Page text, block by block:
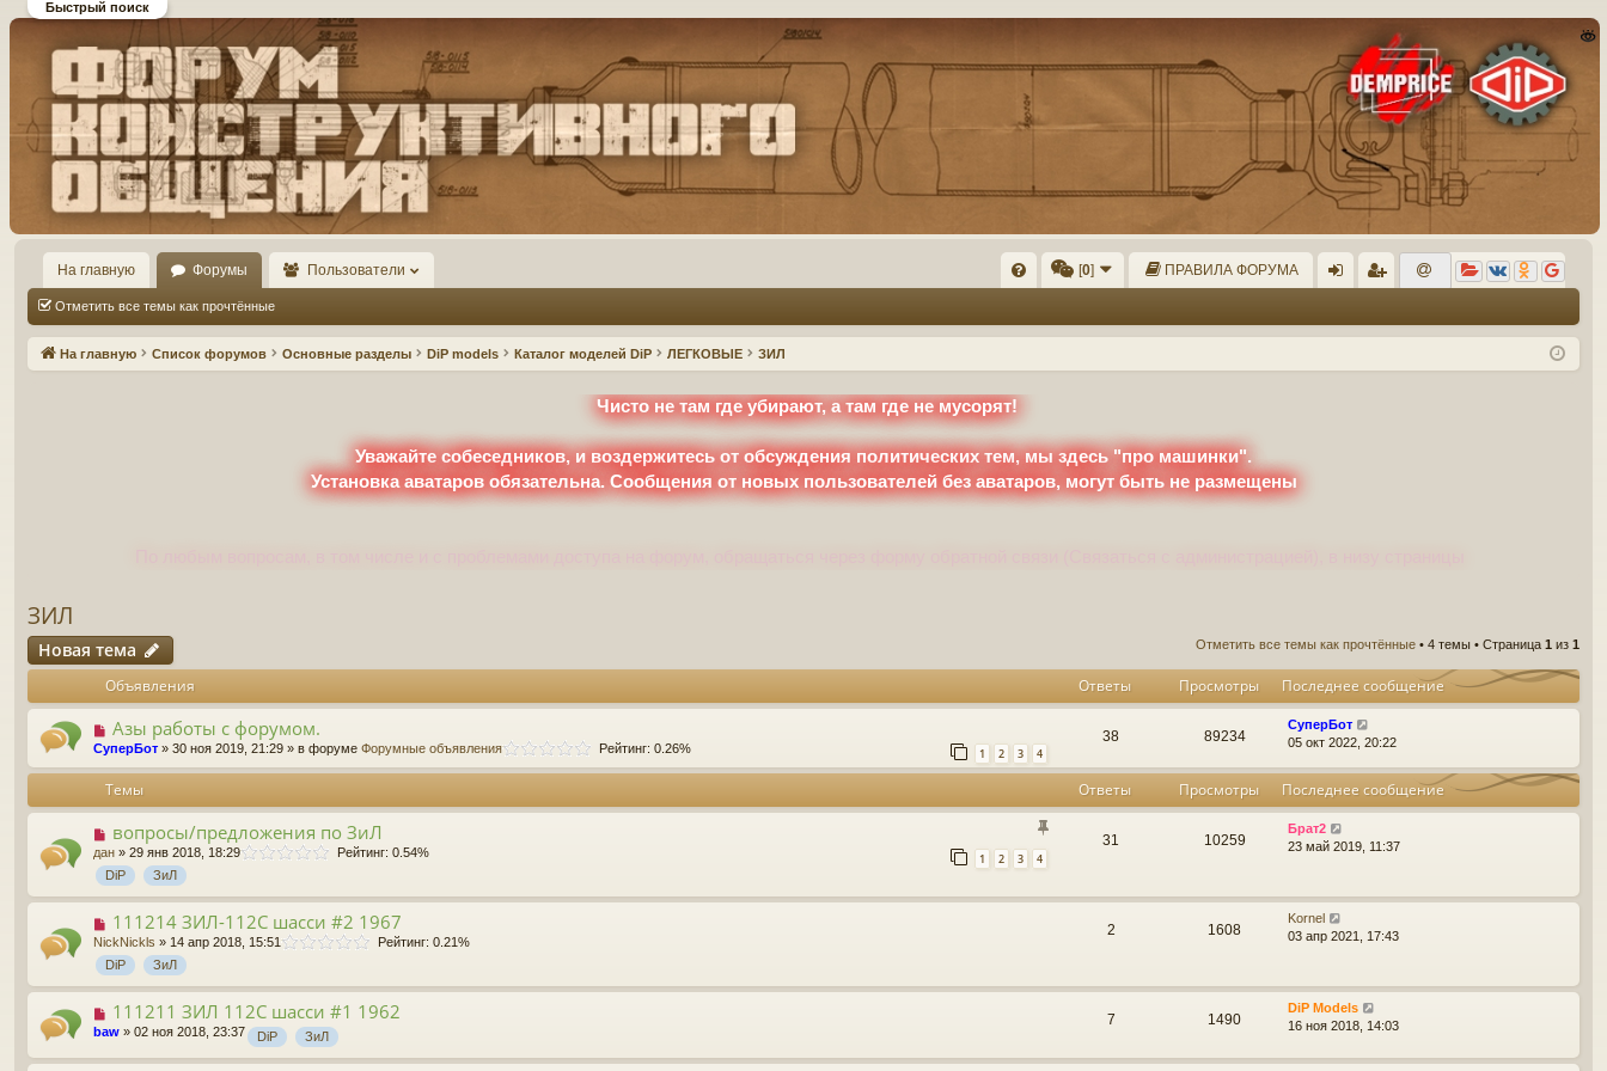
Форум DiP и DEMPRICE
конструктивного общения
На главную Форумы Пользователи
Q
[0] ПРАВИЛА ФОРУМА
д ис
Отметить все темы как прочтённые
На главную Список форумов Основные разделы DiP models Каталог моделей DiP ЛЕГКОВЫЕ ЗИЛ
Быстрый поиск
Чисто не там где убирают, а там где не мусорят!
Уважайте собеседников, и воздержитесь от обсуждения политических тем, мы здесь "про машинки".
Установка аватаров обязательна. Сообщения от новых пользователей без аватаров, могут быть не размещены
ЗИЛ
Новая тема Отметить все темы как прочтённые • 4 темы • Страница 1 из 1
Объявления Ответы Просмотры Последнее сообщение
Азы работы с форумом.
СуперБот » 30 ноя 2019, 21:29 » в форуме Форумные объявления 1 2 3 4
Рейтинг: 0.26%
38 89234
СуперБот
05 окт 2022, 20:22
Темы Ответы Просмотры Последнее сообщение
вопросы/предложения по ЗиЛ
дан » 29 янв 2018, 18:29 1 2 3 4
Рейтинг: 0.54%
DiP
ЗиЛ
31 10259
Брат2
23 май 2019, 11:37
111214 ЗИЛ-112С шасси #2 1967
NickNickls » 14 апр 2018, 15:51
Рейтинг: 0.21%
DiP
ЗиЛ
2 1608
Kornel
03 апр 2021, 17:43
111211 ЗИЛ 112С шасси #1 1962
baw » 02 ноя 2018, 23:37 DiP ЗиЛ
7 1490
DiP Models
16 ноя 2018, 14:03